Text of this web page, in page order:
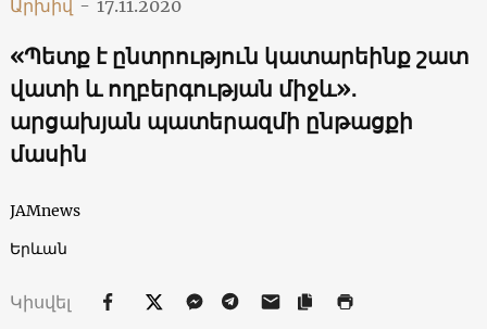
Արխիվ - 17.11.2020
«Պետք է ընտրություն կատարեինք շատ
վատի և ողբերգության միջև»․
արցախյան պատերազմի ընթացքի
մասին
JAMnews
Երևան
Կիսվել